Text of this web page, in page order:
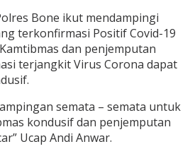
Bone ikut mendampingi
terkonfirmasi Positif Covid-19
dan penjemputan
terjangkit Virus Corona dapat
semata – semata untuk
kondusif dan penjemputan
Ucap Andi Anwar.